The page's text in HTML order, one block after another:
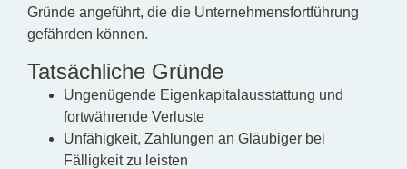
Gründe angeführt, die die Unternehmensfortführung
gefährden können.
Tatsächliche Gründe
Ungenügende Eigenkapitalausstattung und
fortwährende Verluste
Unfähigkeit, Zahlungen an Gläubiger bei
Fälligkeit zu leisten